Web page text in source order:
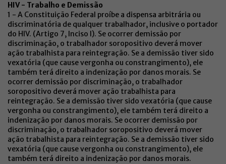
HIV - Trabalho e Demissão
1 - A Constituição Federal proíbe a dispensa arbitrária ou
discriminatória de qualquer trabalhador, inclusive o portador
do HIV. (Artigo 7, Inciso I). Se ocorrer demissão por
discriminação, o trabalhador soropositivo deverá mover
ação trabalhista para reintegração. Se a demissão tiver sido
vexatória (que cause vergonha ou constrangimento), ele
também terá direito a indenização por danos morais. Se
ocorrer demissão por discriminação, o trabalhador
soropositivo deverá mover ação trabalhista para
reintegração. Se a demissão tiver sido vexatória (que cause
vergonha ou constrangimento), ele também terá direito a
indenização por danos morais. Se ocorrer demissão por
discriminação, o trabalhador soropositivo deverá mover
ação trabalhista para reintegração. Se a demissão tiver sido
vexatória (que cause vergonha ou constrangimento), ele
também terá direito a indenização por danos morais.